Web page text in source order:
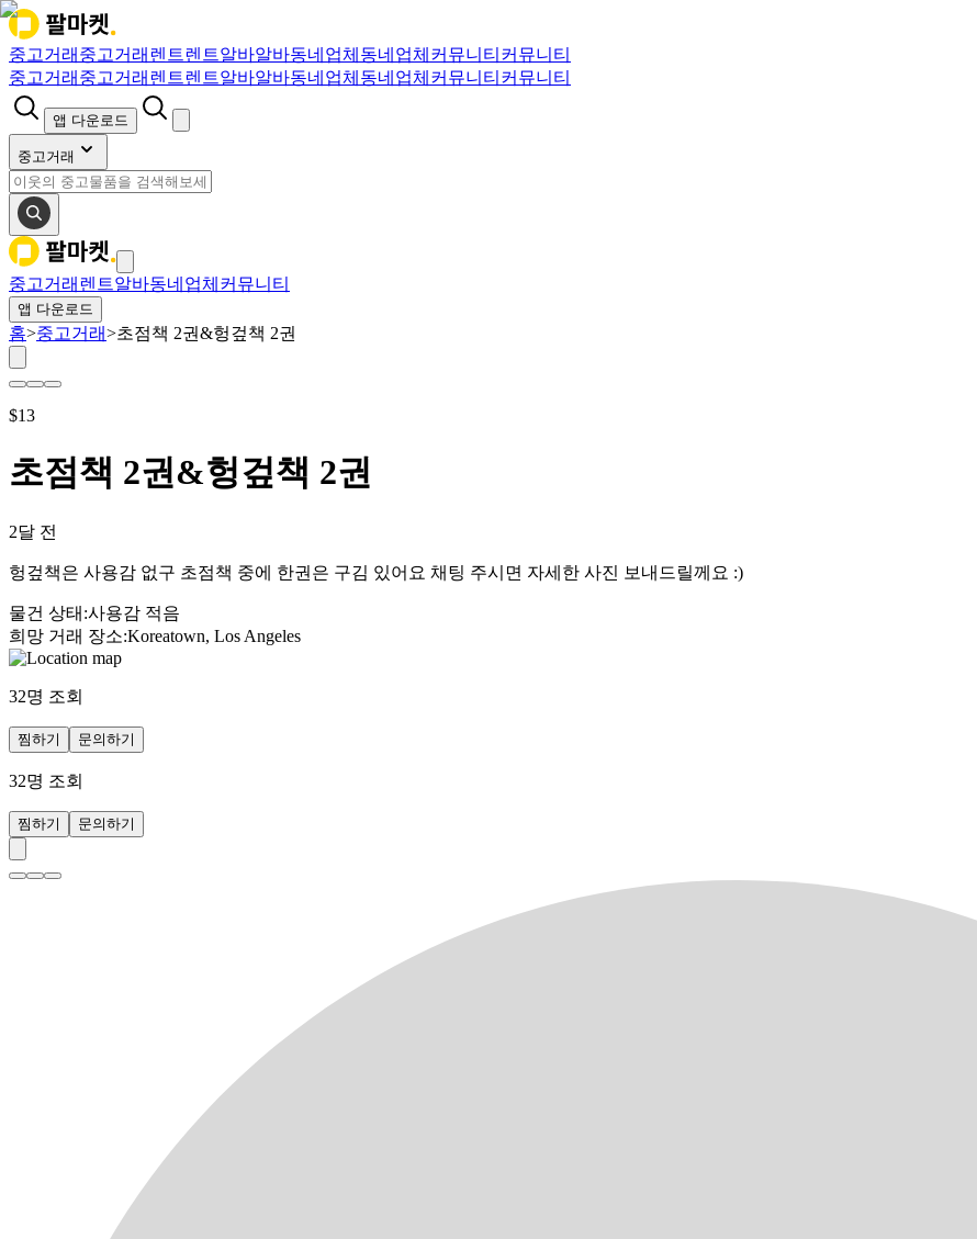
중고거래 중고거래 렌트렌트알바알바동네업체 동네업체 커뮤니티 커뮤니티
중고거래 중고거래 렌트렌트알바알바동네업체 동네업체 커뮤니티 커뮤니티
앱 다운로드
중고거래
중고거래 렌트알바동네업체 커뮤니티
앱 다운로드
홈>중고거래>초점책 2권&헝겊책 2권
$13
초점책 2권&헝겊책 2권
2달 전
헝겊책은 사용감 없구 초점책 중에 한권은 구김 있어요 채팅 주시면 자세한 사진 보내드릴께요 :)
물건 상태 :사용감 적음
희망 거래 장소:Koreatown, Los Angeles
32명 조회
찜하기 문의하기
32명 조회
찜하기 문의하기